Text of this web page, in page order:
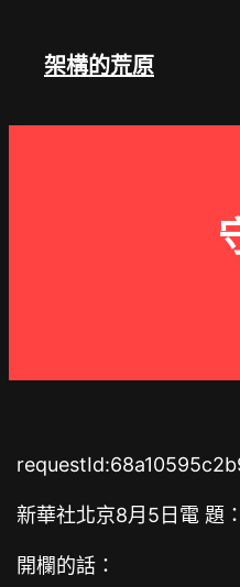
架構的荒原
新華社北京8月5日電 題
開欄的話：